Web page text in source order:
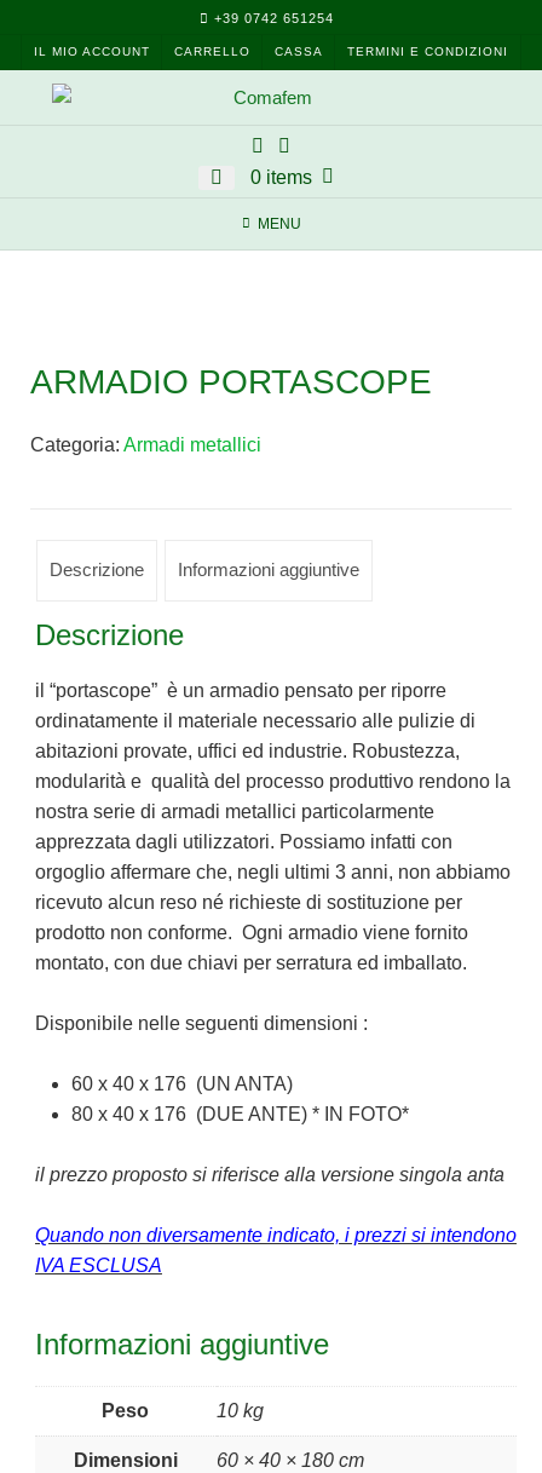
content
+39 0742 651254
IL MIO ACCOUNT CARRELLO CASSA TERMINI E CONDIZIONI
0 items
MENU
ARMADIO PORTASCOPE
Categoria: Armadi metallici
Descrizione Informazioni aggiuntive
Descrizione
il “portascope” è un armadio pensato per riporre
ordinatamente il materiale necessario alle pulizie di
abitazioni provate, uffici ed industrie. Robustezza,
modularità e qualità del processo produttivo rendono la
nostra serie di armadi metallici particolarmente
apprezzata dagli utilizzatori. Possiamo infatti con
orgoglio affermare che, negli ultimi 3 anni, non abbiamo
ricevuto alcun reso né richieste di sostituzione per
prodotto non conforme. Ogni armadio viene fornito
montato, con due chiavi per serratura ed imballato.
Disponibile nelle seguenti dimensioni :
60 x 40 x 176 (UN ANTA)
80 x 40 x 176 (DUE ANTE) * IN FOTO*
il prezzo proposto si riferisce alla versione singola anta
Quando non diversamente indicato, i prezzi si intendono
IVA ESCLUSA
Informazioni aggiuntive
Peso 10 kg
Dimensioni 60 × 40 × 180 cm